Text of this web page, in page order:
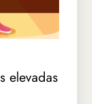
elevadas